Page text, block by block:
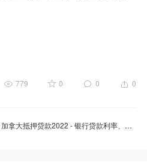
779 0 0 0
加拿大抵押贷款2022 - 银行贷款利率、按揭贷款怎么算